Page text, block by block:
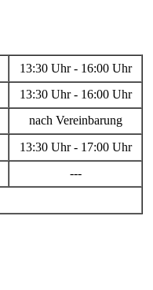
13:30 Uhr - 16:00 Uhr
13:30 Uhr - 16:00 Uhr
nach Vereinbarung
13:30 Uhr - 17:00 Uhr
---